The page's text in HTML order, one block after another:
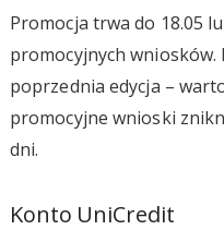
Promocja trwa do 18.05
promocyjnych wniosków.
poprzednia edycja –
promocyjne wnioski
dni.
Konto UniCredit